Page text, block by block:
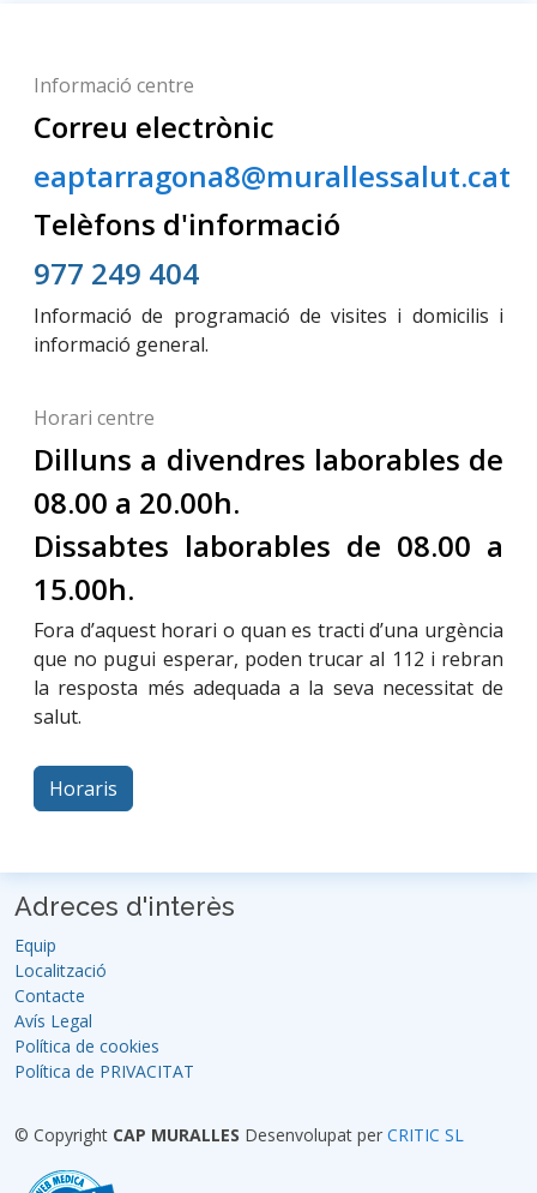
Informació centre
Correu electrònic
eaptarragona8@murallessalut.cat
Telèfons d'informació
977 249 404
Informació de programació de visites i domicilis i
informació general.
Horari centre
Dilluns a divendres laborables de
08.00 a 20.00h.
Dissabtes laborables de 08.00 a
15.00h.
Fora d’aquest horari o quan es tracti d’una urgència
que no pugui esperar, poden trucar al 112 i rebran
la resposta més adequada a la seva necessitat de
salut.
Horaris
Adreces d'interès
Equip
Localització
Contacte
Avís Legal
Política de cookies
Política de PRIVACITAT
© Copyright CAP MURALLES Desenvolupat per CRITIC SL